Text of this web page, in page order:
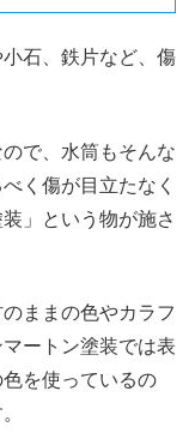
石、鉄片など、傷
で、水筒もそんな
く傷が目立たなく
」という物が施さ
ままの色やカラフ
ートン塗装では表
を使っているの